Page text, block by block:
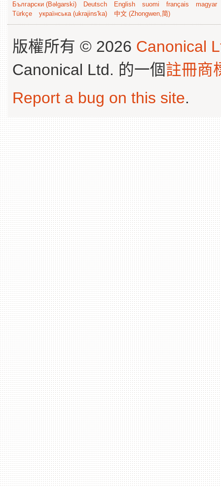
Български (Bəlgarski) Deutsch English suomi français
magyar
Türkçe
українська (ukrajins'ka) 中文 (Zhongwen,简)
版權所有 © 2026 Canonical
Canonical Ltd. 的一個註冊商
Report a bug on this site.